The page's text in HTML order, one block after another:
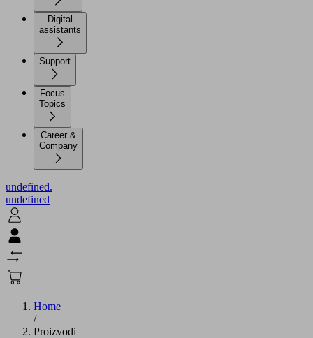
Digital
assistants
Support
Focus
Topics
Career &
Company
undefined.
undefined
Home
/
Proizvodi